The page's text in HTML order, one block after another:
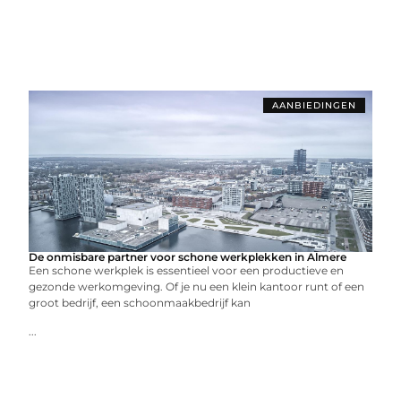
AANBIEDINGEN
De onmisbare partner voor schone werkplekken in Almere
Een schone werkplek is essentieel voor een productieve en
gezonde werkomgeving. Of je nu een klein kantoor runt of een
groot bedrijf, een schoonmaakbedrijf kan
...